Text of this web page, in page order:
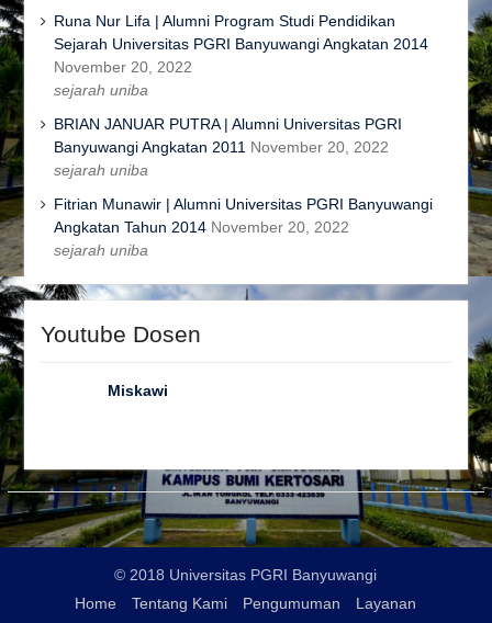
Runa Nur Lifa | Alumni Program Studi Pendidikan
Sejarah Universitas PGRI Banyuwangi Angkatan 2014
November 20, 2022
sejarah uniba
BRIAN JANUAR PUTRA | Alumni Universitas PGRI
Banyuwangi Angkatan 2011 November 20, 2022
sejarah uniba
Fitrian Munawir | Alumni Universitas PGRI Banyuwangi
Angkatan Tahun 2014 November 20, 2022
sejarah uniba
Youtube Dosen
Miskawi
© 2018 Universitas PGRI Banyuwangi
Home
Tentang Kami Pengumuman
Layanan